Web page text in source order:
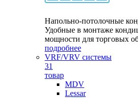
Напольно-потолочные
Удобные в монтаже
мощности для торговых
подробнее
VRF/VRV системы
31
товар
MDV
Lessar